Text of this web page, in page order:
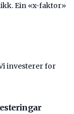
Ein «x-faktor»
investerer for